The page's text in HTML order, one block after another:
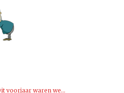
voorjaar waren we...